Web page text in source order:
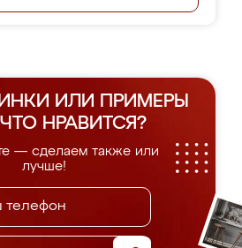
ИЛИ ПРИМЕРЫ
ЧТО НРАВИТСЯ?
— сделаем также или
лучше!